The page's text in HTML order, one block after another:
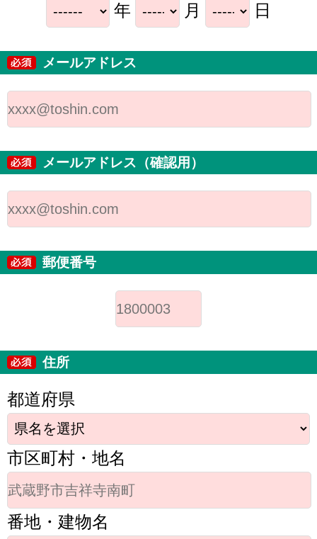
年 月 日
メールアドレス
メールアドレス（確認用）
郵便番号
住所
都道府県
市区町村・地名
番地・建物名